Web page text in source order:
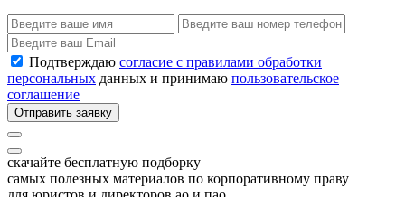
Подтверждаю согласие с правилами обработки
персональных данных и принимаю пользовательское
соглашение
Отправить заявку
скачайте бесплатную подборку
самых полезных материалов по корпоративному праву